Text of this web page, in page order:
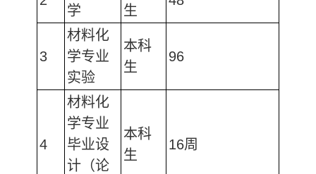
学
生
3
材料化
学专业
实验
本科
生
96
4
材料化
学专业
毕业设
计（论
本科
生
16周